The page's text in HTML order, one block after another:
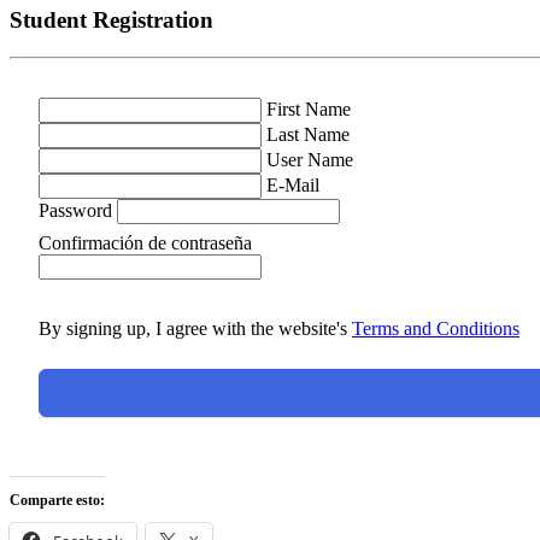
Student Registration
First Name
Last Name
User Name
E-Mail
Password
Confirmación de contraseña
By signing up, I agree with the website's Terms and Conditions
Comparte esto: